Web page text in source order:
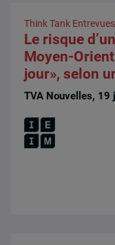
Think Tank
Le risque
Moyen-
jour», selon
TVA Nouvelles, 19